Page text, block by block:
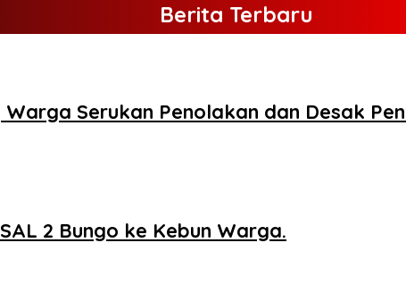
Berita Terbaru
Serukan Penolakan dan Desak
2 Bungo ke Kebun Warga.